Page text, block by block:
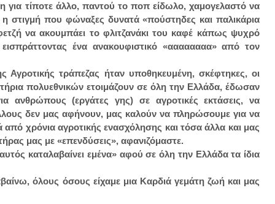
τίποτε άλλο, παντού το ποπ είδωλο, χαμογελαστό να
στιγμή που φώναξες δυνατά «πούστηδες και παλικάρια
να ακουμπάει το φλιτζανάκι του καφέ κάπως ψυχρό
ένα ανακουφιστικό «αααααααα» από τον
τράπεζας ήταν υποθηκευμένη, σκέφτηκες, οι
πολυεθνικών ετοιμάζουν σε όλη την Ελλάδα, έδωσαν
ανθρώπους (εργάτες γης) σε αγροτικές εκτάσεις, να
δεν μας αφήνουν, μας καλούν να πληρώσουμε για να
χρόνια αγροτικής ενασχόλησης και τόσα άλλα και μας
μας με «επενδύσεις», αφανιζόμαστε.
καταλαβαίνει εμένα» αφού σε όλη την Ελλάδα τα ίδια
όλους όσους είχαμε μια Καρδιά γεμάτη ζωή και μας